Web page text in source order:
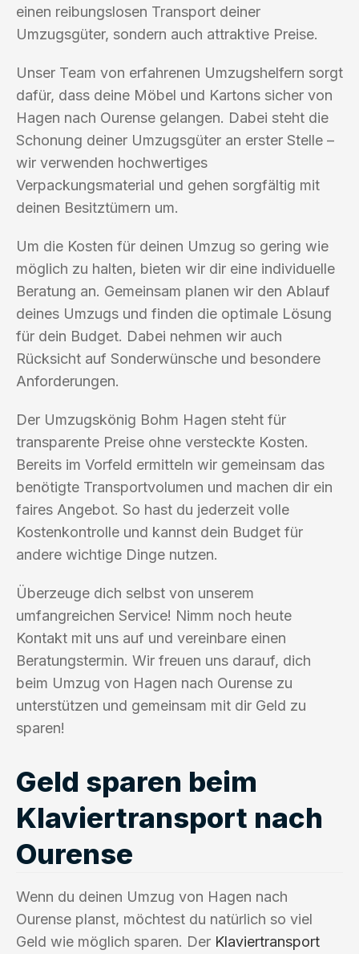
einen reibungslosen Transport deiner
Umzugsgüter, sondern auch attraktive Preise.
Unser Team von erfahrenen Umzugshelfern sorgt
dafür, dass deine Möbel und Kartons sicher von
Hagen nach Ourense gelangen. Dabei steht die
Schonung deiner Umzugsgüter an erster Stelle –
wir verwenden hochwertiges
Verpackungsmaterial und gehen sorgfältig mit
deinen Besitztümern um.
Um die Kosten für deinen Umzug so gering wie
möglich zu halten, bieten wir dir eine individuelle
Beratung an. Gemeinsam planen wir den Ablauf
deines Umzugs und finden die optimale Lösung
für dein Budget. Dabei nehmen wir auch
Rücksicht auf Sonderwünsche und besondere
Anforderungen.
Der Umzugskönig Bohm Hagen steht für
transparente Preise ohne versteckte Kosten.
Bereits im Vorfeld ermitteln wir gemeinsam das
benötigte Transportvolumen und machen dir ein
faires Angebot. So hast du jederzeit volle
Kostenkontrolle und kannst dein Budget für
andere wichtige Dinge nutzen.
Überzeuge dich selbst von unserem
umfangreichen Service! Nimm noch heute
Kontakt mit uns auf und vereinbare einen
Beratungstermin. Wir freuen uns darauf, dich
beim Umzug von Hagen nach Ourense zu
unterstützen und gemeinsam mit dir Geld zu
sparen!
Geld sparen beim
Klaviertransport nach
Ourense
Wenn du deinen Umzug von Hagen nach
Ourense planst, möchtest du natürlich so viel
Geld wie möglich sparen. Der Klaviertransport